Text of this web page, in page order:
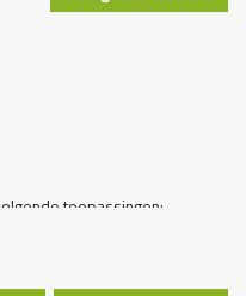
toepassingen: